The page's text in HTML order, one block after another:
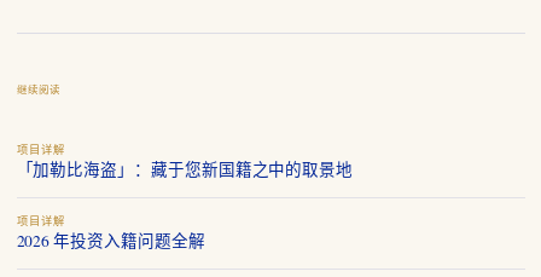
继续阅读
项目详解
「加勒比海盗」：藏于您新国籍之中的取景地
项目详解
2026 年投资入籍问题全解